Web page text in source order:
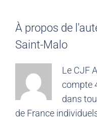
À propos de
Saint-Malo
Le CJF
compte
dans
de France